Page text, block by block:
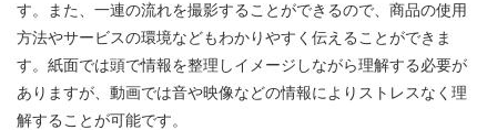
す。また、一連の流れを撮影することができるので、商品の使用
方法やサービスの環境などもわかりやすく伝えることができま
す。紙面では頭で情報を整理しイメージしながら理解する必要が
ありますが、動画では音や映像などの情報によりストレスなく理
解することが可能です。